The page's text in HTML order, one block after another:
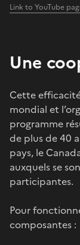
Link to YouTube
Une
Cette
mondial et
programme
de plus de 40
pays, le
auxquels se
participantes.
Pour
composantes :